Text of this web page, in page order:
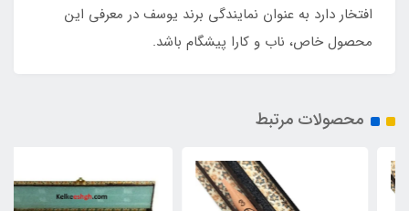
افتخار دارد به عنوان نمایندگی برند یوسف در معرفی این
محصول خاص، ناب و کارا پیشگام باشد.
محصولات مرتبط